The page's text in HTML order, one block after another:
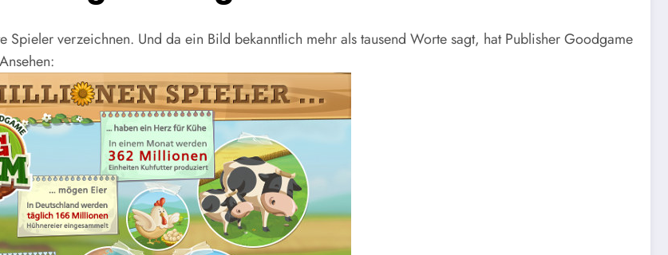
verzeichnen. Und da ein Bild bekanntlich mehr als tausend Worte sagt, hat Publisher Goodgame